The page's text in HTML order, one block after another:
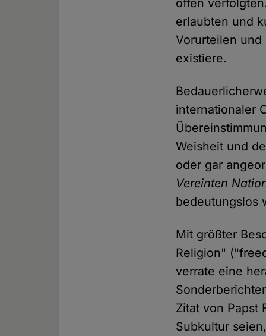
offen
erlaubten und
Vorurteilen
existiere.
internationaler
Weisheit und
oder gar
Vereinten
bedeutungslos
Mit größter
Religion"
verrate eine
Zitat von Papst
Subkultur